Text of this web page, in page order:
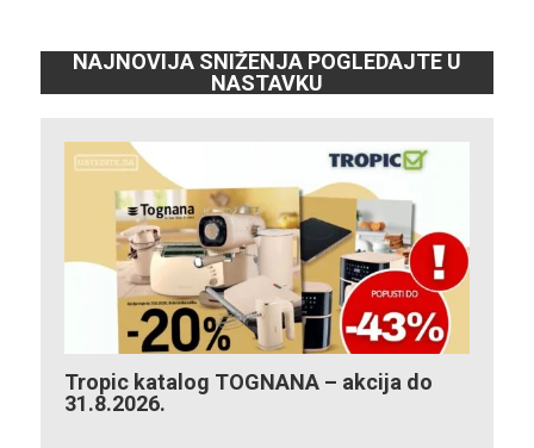
NAJNOVIJA SNIŽENJA POGLEDAJTE U
NASTAVKU
Tropic katalog TOGNANA – akcija do
31.8.2026.